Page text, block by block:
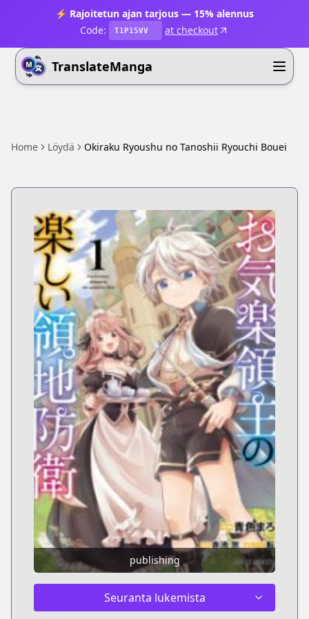
⚡ Rajoitetun ajan tarjous — 15% alennus
Code:
T1P15VV at checkout
TranslateManga
Home Löydä Okiraku Ryoushu no Tanoshii Ryouchi Bouei
publishing
Seuranta lukemista